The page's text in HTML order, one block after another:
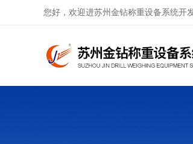
您好，欢迎进苏州金钻称重设备系统开